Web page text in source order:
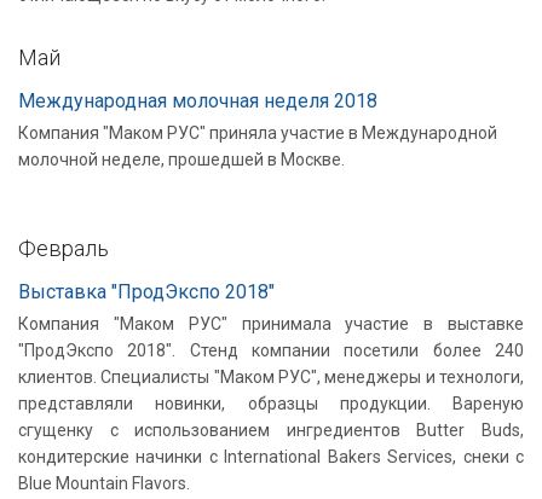
Май
Международная молочная неделя 2018
Компания "Маком РУС" приняла участие в Международной
молочной неделе, прошедшей в Москве.
Февраль
Выставка "ПродЭкспо 2018"
Компания "Маком РУС" принимала участие в выставке
"ПродЭкспо 2018". Стенд компании посетили более 240
клиентов. Специалисты "Маком РУС", менеджеры и технологи,
представляли новинки, образцы продукции. Вареную
сгущенку с использованием ингредиентов Butter Buds,
кондитерские начинки с International Bakers Services, снеки с
Blue Mountain Flavors.